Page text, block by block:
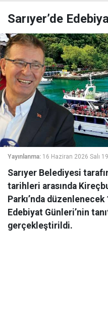
Sarıyer’de
Yayınlanma: 16 Haziran 2026 Salı
Sarıyer Belediyesi
tarihleri arasında
Parkı’nda
Edebiyat Günleri’nin
gerçekleştirildi.